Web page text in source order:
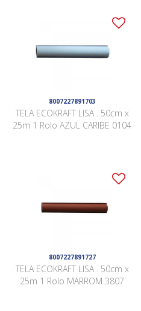
8007227891703
TELA ECOKRAFT LISA . 50cm x
25m 1 Rolo AZUL CARIBE 0104
8007227891727
TELA ECOKRAFT LISA . 50cm x
25m 1 Rolo MARROM 3807